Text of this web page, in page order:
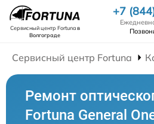
Сервисный центр Fortunaв
Волгограде
+7
Сервисный центр Fortuna
Ремонт
Fortuna General